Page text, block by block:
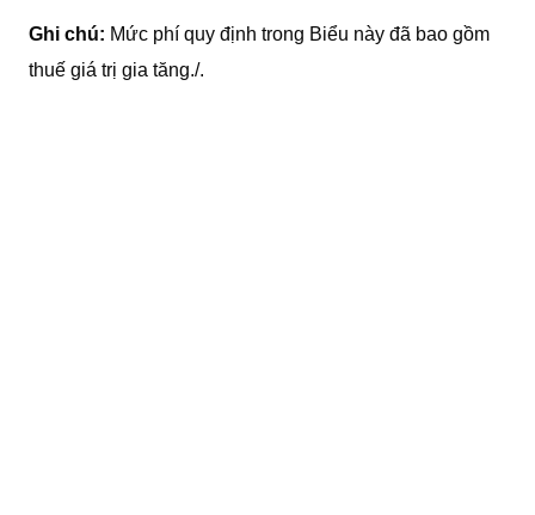
Ghi chú: Mức phí quy định trong Biểu này đã bao gồm
thuế giá trị gia tăng./.